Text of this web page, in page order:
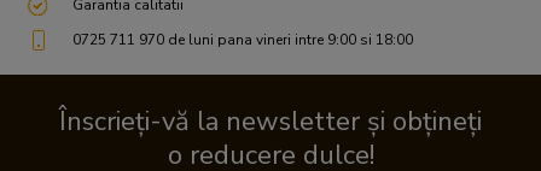
Garantia calitatii
0725 711 970 de luni pana vineri intre 9:00 si 18:00
Înscrieți-vă la newsletter și obțineți
o reducere dulce!